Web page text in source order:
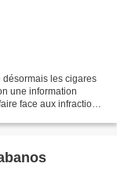
désormais les cigares
une information
face aux infractions